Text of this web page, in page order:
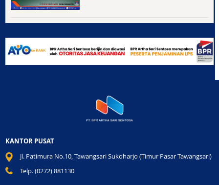
KANTOR PUSAT
Jl. Patimura No.10, Tawangsari Sukoharjo (Timur Pasar Tawangsari)
Telp. (0272) 881130